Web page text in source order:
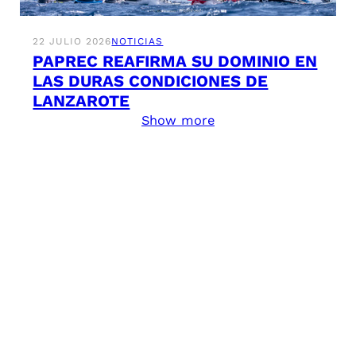
22 JULIO 2026NOTICIAS
PAPREC REAFIRMA SU DOMINIO EN
LAS DURAS CONDICIONES DE
LANZAROTE
Show more